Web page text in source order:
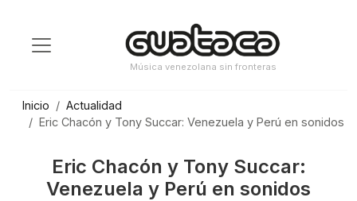
contenido
Música venezolana sin fronteras
Inicio
Actualidad
Eric Chacón y Tony Succar: Venezuela y Perú en sonidos
Eric Chacón y Tony Succar:
Venezuela y Perú en sonidos